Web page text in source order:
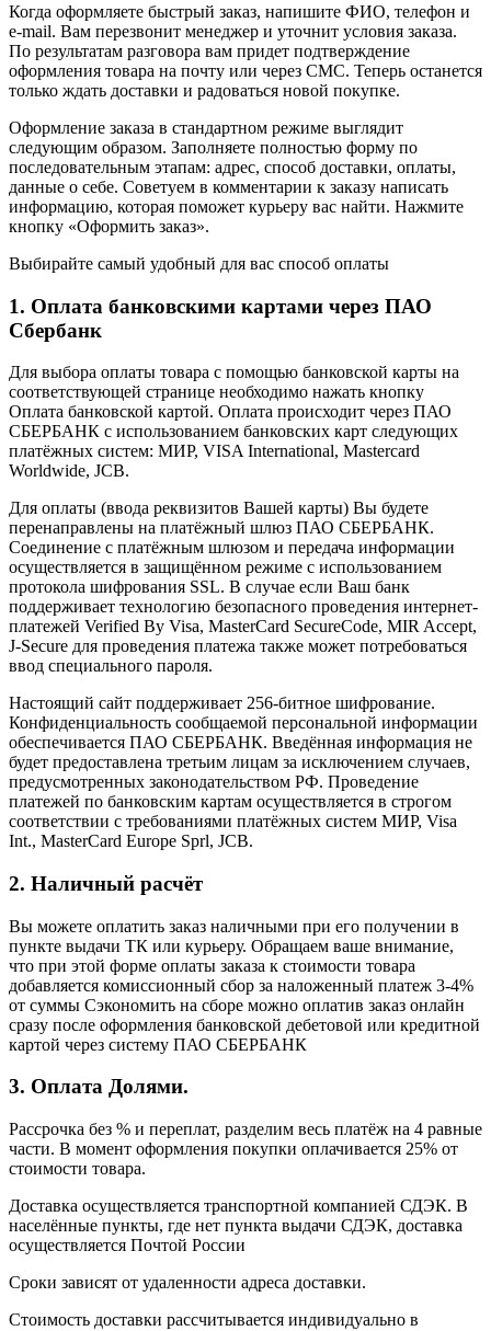
Когда оформляете быстрый заказ, напишите ФИО, телефон и
e-mail. Вам перезвонит менеджер и уточнит условия заказа.
По результатам разговора вам придет подтверждение
оформления товара на почту или через СМС. Теперь останется
только ждать доставки и радоваться новой покупке.
Оформление заказа в стандартном режиме выглядит
следующим образом. Заполняете полностью форму по
последовательным этапам: адрес, способ доставки, оплаты,
данные о себе. Советуем в комментарии к заказу написать
информацию, которая поможет курьеру вас найти. Нажмите
кнопку «Оформить заказ».
Выбирайте самый удобный для вас способ оплаты
1. Оплата банковскими картами через ПАО
Сбербанк
Для выбора оплаты товара с помощью банковской карты на
соответствующей странице необходимо нажать кнопку
Оплата банковской картой. Оплата происходит через ПАО
СБЕРБАНК с использованием банковских карт следующих
платёжных систем: МИР, VISA International, Mastercard
Worldwide, JCB.
Для оплаты (ввода реквизитов Вашей карты) Вы будете
перенаправлены на платёжный шлюз ПАО СБЕРБАНК.
Соединение с платёжным шлюзом и передача информации
осуществляется в защищённом режиме с использованием
протокола шифрования SSL. В случае если Ваш банк
поддерживает технологию безопасного проведения интернет-
платежей Verified By Visa, MasterCard SecureCode, MIR Accept,
J-Secure для проведения платежа также может потребоваться
ввод специального пароля.
Настоящий сайт поддерживает 256-битное шифрование.
Конфиденциальность сообщаемой персональной информации
обеспечивается ПАО СБЕРБАНК. Введённая информация не
будет предоставлена третьим лицам за исключением случаев,
предусмотренных законодательством РФ. Проведение
платежей по банковским картам осуществляется в строгом
соответствии с требованиями платёжных систем МИР, Visa
Int., MasterCard Europe Sprl, JCB.
2. Наличный расчёт
Вы можете оплатить заказ наличными при его получении в
пункте выдачи ТК или курьеру. Обращаем ваше внимание,
что при этой форме оплаты заказа к стоимости товара
добавляется комиссионный сбор за наложенный платеж 3-4%
от суммы Сэкономить на сборе можно оплатив заказ онлайн
сразу после оформления банковской дебетовой или кредитной
картой через систему ПАО СБЕРБАНК
3. Оплата Долями.
Рассрочка без % и переплат, разделим весь платёж на 4 равные
части. В момент оформления покупки оплачивается 25% от
стоимости товара.
Доставка осуществляется транспортной компанией СДЭК. В
населённые пункты, где нет пункта выдачи СДЭК, доставка
осуществляется Почтой России
Сроки зависят от удаленности адреса доставки.
Стоимость доставки рассчитывается индивидуально в